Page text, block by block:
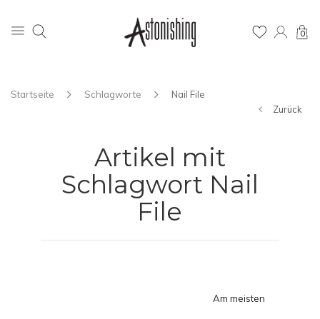
0
Startseite Schlagworte
Nail File
Zurück
Artikel mit
Schlagwort Nail
File
Am meisten